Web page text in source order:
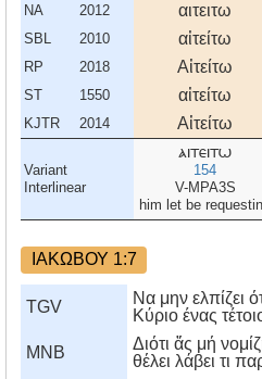
NA 2012 αιτειτω
SBL 2010 αἰτείτω
RP 2018 Αἰτείτω
ST 1550 αἰτείτω
KJTR 2014 Αἰτείτω
Variant
Interlinear
αιτειτω
154
V-MPA3S
him let be
ΙΑΚΩΒΟΥ 1:7
TGV
Να μην ελπίζει
Κύριο ένας
MNB
Διότι ἄς μή
θέλει λάβει τι